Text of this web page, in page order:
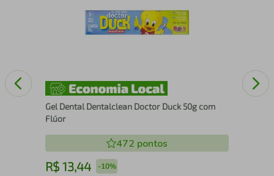
Gel Dental Dentalclean Doctor Duck 50g com
Flúor
472 pontos
R$ 13,44 -10%